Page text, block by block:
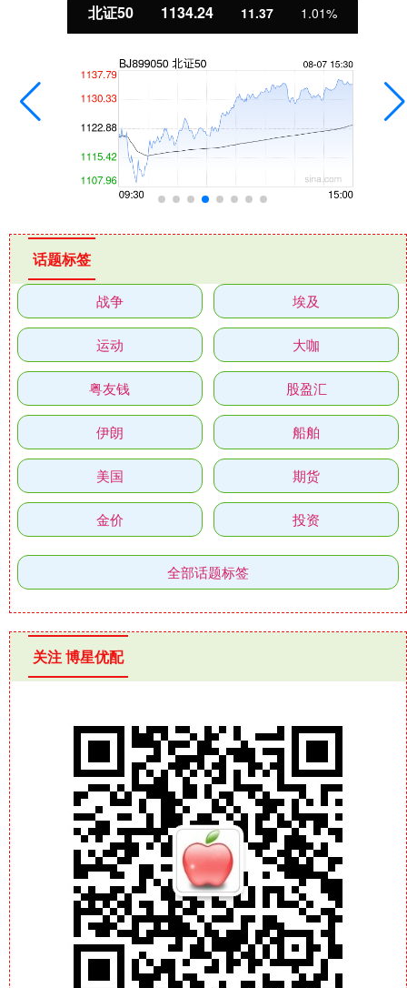
北证50 1134.24 11.37 1.01%
话题标签
战争 埃及
运动 大咖
粤友钱 股盈汇
伊朗 船舶
美国 期货
金价 投资
全部话题标签
关注 博星优配